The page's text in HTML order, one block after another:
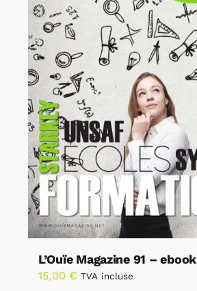
L’Ouïe Magazine 91 – ebook
15,00 € TVA incluse